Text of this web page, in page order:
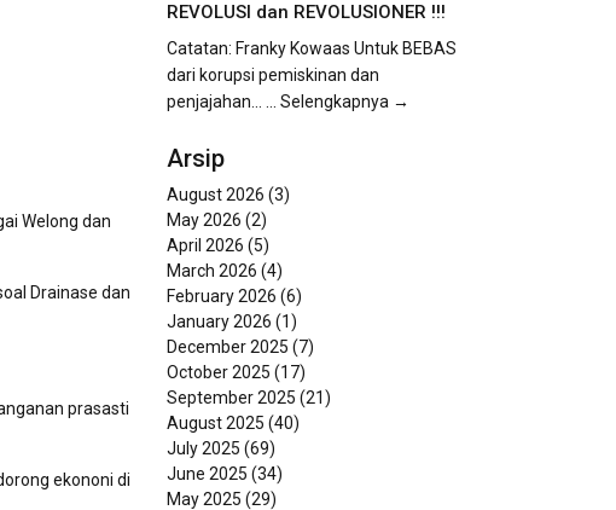
Welong dan
Drainase dan
prasasti
ekononi di
REVOLUSI dan REVOLUSIONER !!!
Catatan: Franky Kowaas Untuk BEBAS
dari korupsi pemiskinan dan
penjajahan...
... Selengkapnya →
Arsip
August 2026 (3)
May 2026 (2)
April 2026 (5)
March 2026 (4)
February 2026 (6)
January 2026 (1)
December 2025 (7)
October 2025 (17)
September 2025 (21)
August 2025 (40)
July 2025 (69)
June 2025 (34)
May 2025 (29)